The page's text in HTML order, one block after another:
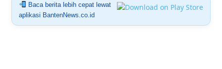
Baca berita lebih cepat lewat
aplikasi BantenNews.co.id